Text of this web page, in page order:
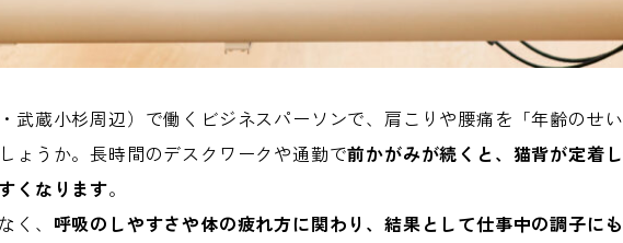
武蔵小杉周辺）で働くビジネスパーソンで、肩こりや腰痛を「年齢のせ
ょうか。長時間のデスクワークや通勤で前かがみが続くと、猫背が定着
くなります。
く、 呼吸のしやすさや体の疲れ方に関わり、結果として仕事中の調子に